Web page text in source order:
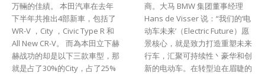
万輛的佳績。 本田汽車在去年
下半年共推出4部新車，包括了
WR-V ，City ，Civic Type R 和
All New CR-V。 而為本田立下赫
赫战功的却是以下三款車型，那
就是占了30%的City，占了25%
商。大马 BMW 集团董事经理
Hans de Visser 说：“我们的‘电
动车未来’（Electric Future）愿
景核心，就是致力打造重塑未来
行车，汇聚可持续性丶豪华和创
新的电动车。在转型迫在眉睫的